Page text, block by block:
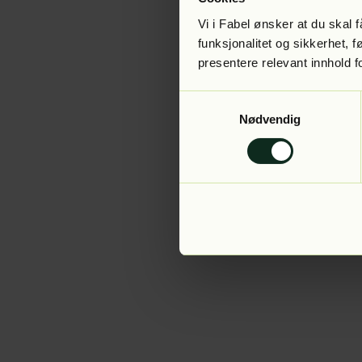
Vi i Fabel ønsker at du skal
funksjonalitet og sikkerhet,
presentere relevant innhold
Nødvendig
Application